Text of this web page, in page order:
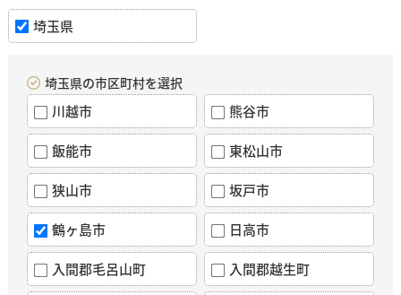
埼玉県
埼玉県の市区町村を選択
川越市 熊谷市
飯能市 東松山市
狭山市 坂戸市
鶴ヶ島市 日高市
入間郡毛呂山町 入間郡越生町